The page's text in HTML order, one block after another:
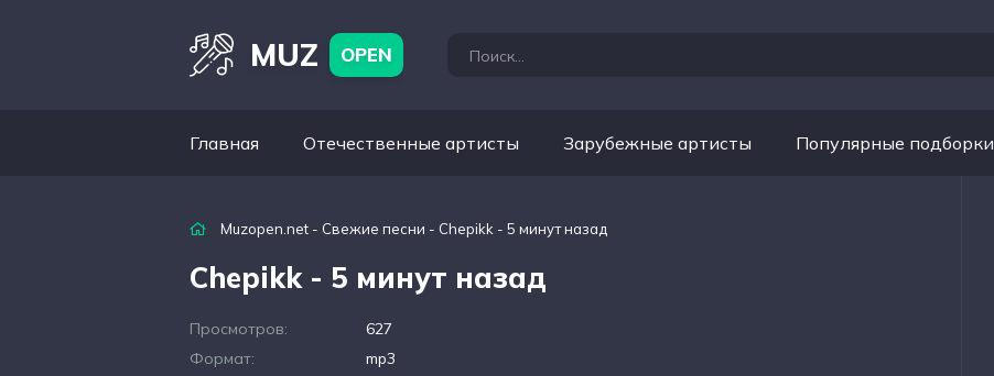
MUZ OPEN
Главная Отечественные артисты Зарубежные артисты Популярные подборки
Muzopen.net - Свежие песни - Chepikk - 5 минут назад
Chepikk - 5 минут назад
Просмотров:
627
Формат:
mp3